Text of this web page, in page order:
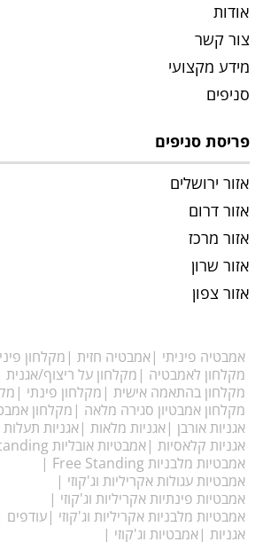
אודות
צור קשר
מידע מקצועי
סניפים
פריסת סניפים
אזור ירושלים
אזור דרום
אזור מרכז
אזור שרון
אזור צפון
אמבטיה פיניתי אמבטיה חזית מקלחון
מקלחון לאמבטיה
מקלחון על ריצוף/אגנית
מקלחון בהתאמה אישית
מקלחון פינתי
מקלחון אמבטיון סגירה מלאה
מקלחון
אגניות אורבן
אגניות מלאות אגניות תעלות
אגניות קלאסיות אמבטיות אובליות Free Standing
אמבטיות מלבניות Free Standing
אמבטיות עגולות אקריליות וג'קוזי
אמבטיות פינתיות אקריליות וג'קוזי
אמבטיות מלבניות אקריליות וג'קוזי
עודפים
אגניות אמבטיות וג'קוזי